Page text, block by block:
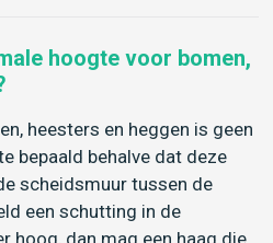
hoogte voor bomen,
heesters en heggen is geen
bepaald behalve dat deze
scheidsmuur tussen de
een schutting in de
hoog, dan mag een haag die